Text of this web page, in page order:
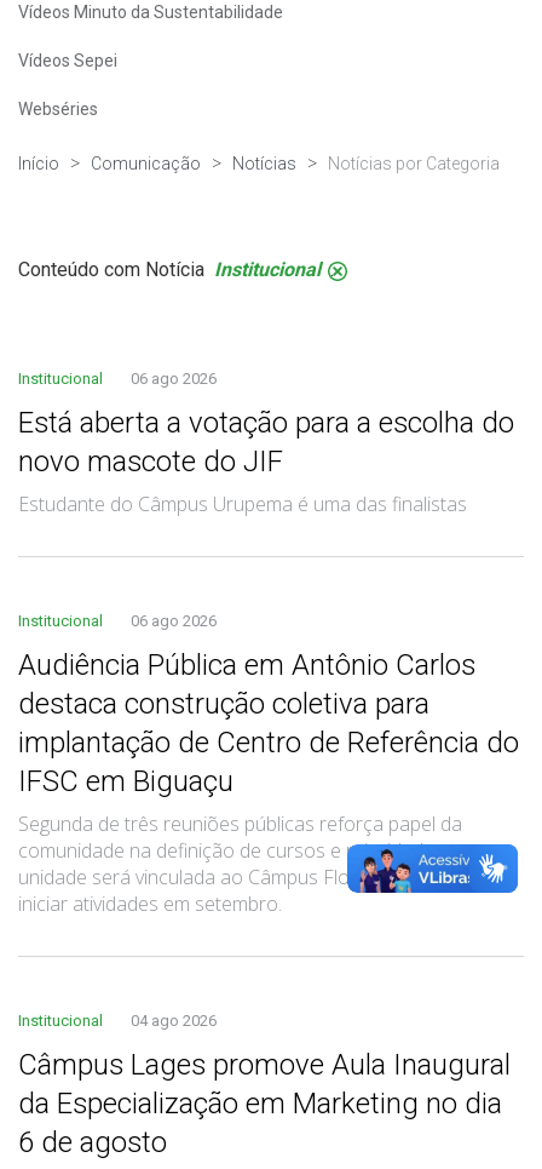
Vídeos Minuto da Sustentabilidade
Vídeos Sepei
Webséries
Início Comunicação Notícias Notícias por Categoria
Conteúdo com Notícia Institucional .
Institucional 06 ago 2026
Está aberta a votação para a escolha do
novo mascote do JIF
Estudante do Câmpus Urupema é uma das finalistas
Institucional 06 ago 2026
Audiência Pública em Antônio Carlos
destaca construção coletiva para
implantação de Centro de Referência do
IFSC em Biguaçu
Segunda de três reuniões públicas reforça papel da
comunidade na definição de cursos e prioridades; nova
unidade será vinculada ao Câmpus Florianópolis e deve
iniciar atividades em setembro.
Institucional 04 ago 2026
Câmpus Lages promove Aula Inaugural
da Especialização em Marketing no dia
6 de agosto